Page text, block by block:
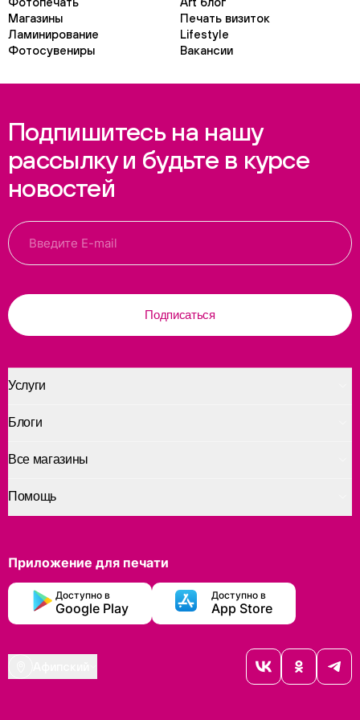
Магазины
Печать визиток
Ламинирование
Lifestyle
Фотосувениры
Вакансии
Подпишитесь на нашу
рассылку и будьте в курсе
новостей
Подписаться
Услуги
Помощь
Блоги
Все магазины
Приложение для печати
Доступно в
Google Play
Доступно в
App Store